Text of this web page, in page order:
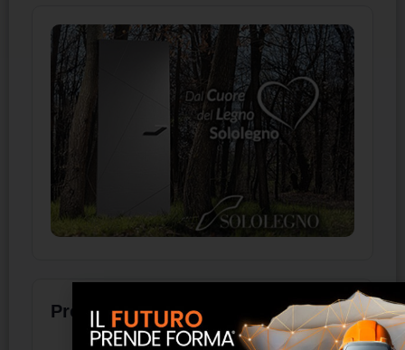
Prodotti